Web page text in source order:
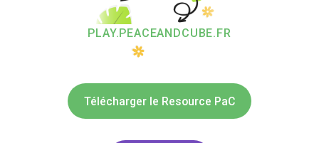
PLAY.PEACEANDCUBE.FR
Télécharger le Resource PaC